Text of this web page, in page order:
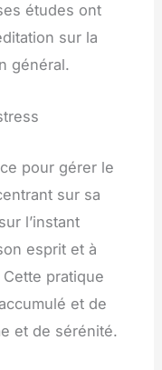
études ont
sur la
général.
pour gérer le
sur sa
l’instant
esprit et à
pratique
et de
et de sérénité.